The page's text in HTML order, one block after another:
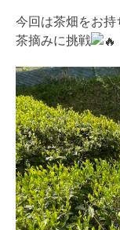
今回は茶畑をお
茶摘みに挑戦